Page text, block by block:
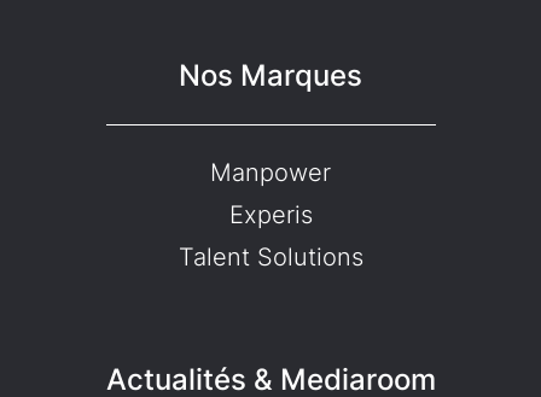
Nos Marques
Manpower
Experis
Talent Solutions
Actualités & Mediaroom